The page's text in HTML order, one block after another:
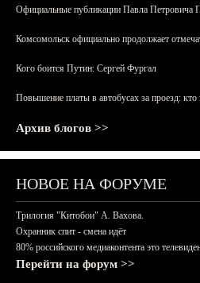
Официальные публикации Павла Петровича
Комсомольск официально продолжает
Кого боится Путин: Сергей Фургал
Повышение платы в автобусах за проезд: кто
Архив блогов >>
НОВОЕ НА ФОРУМЕ
Трилогия "Китобои" А. Вахова.
Охранник спит - смена идёт
80% российского медиаконтента это
Перейти на форум >>